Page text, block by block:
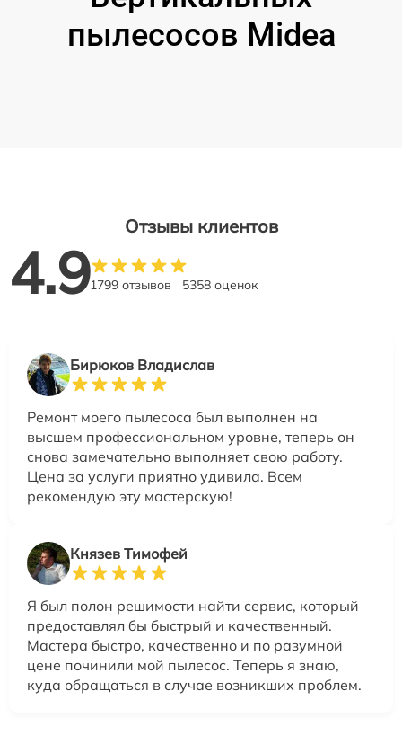
пылесосов Midea
Отзывы клиентов
4.91799 отзывов 5358 оценок
Бирюков Владислав
Ремонт моего пылесоса был выполнен на
высшем профессиональном уровне, теперь он
снова замечательно выполняет свою работу.
Цена за услуги приятно удивила. Всем
рекомендую эту мастерскую!
Князев Тимофей
Я был полон решимости найти сервис, который
предоставлял бы быстрый и качественный.
Мастера быстро, качественно и по разумной
цене починили мой пылесос. Теперь я знаю,
куда обращаться в случае возникших проблем.